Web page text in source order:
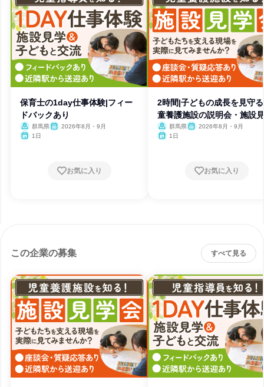
保育士の1day仕事体験|フィー
ドバックあり
群馬県
2026年8月・9月
1日
お気に入り
2時間|子どもの成長を見守
童養護施設の説明会・施設
群馬県
2026年8月・9月
1日
お気に入り
この企業の募集 すべて見る